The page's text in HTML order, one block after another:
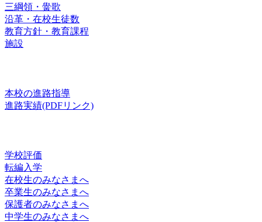
三綱領・黌歌
沿革・在校生徒数
教育方針・教育課程
施設
本校の進路指導
進路実績(PDFリンク)
学校評価
転編入学
在校生のみなさまへ
卒業生のみなさまへ
保護者のみなさまへ
中学生のみなさまへ